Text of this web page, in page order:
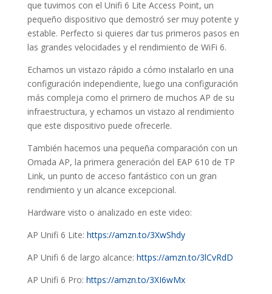
que tuvimos con el Unifi 6 Lite Access Point, un
pequeño dispositivo que demostró ser muy potente y
estable. Perfecto si quieres dar tus primeros pasos en
las grandes velocidades y el rendimiento de WiFi 6.
Echamos un vistazo rápido a cómo instalarlo en una
configuración independiente, luego una configuración
más compleja como el primero de muchos AP de su
infraestructura, y echamos un vistazo al rendimiento
que este dispositivo puede ofrecerle.
También hacemos una pequeña comparación con un
Omada AP, la primera generación del EAP 610 de TP
Link, un punto de acceso fantástico con un gran
rendimiento y un alcance excepcional.
Hardware visto o analizado en este video:
AP Unifi 6 Lite: https://amzn.to/3XwShdy
AP Unifi 6 de largo alcance: https://amzn.to/3lCvRdD
AP Unifi 6 Pro: https://amzn.to/3XI6wMx